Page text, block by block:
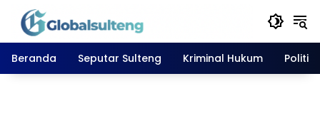
Langsung
konten
Beranda
Seputar Sulteng Kriminal Hukum Politik